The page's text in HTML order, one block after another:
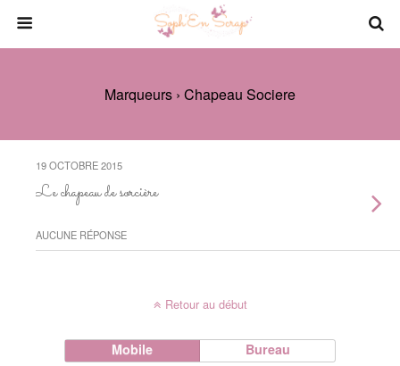
Marqueurs › Chapeau Sociere
19 OCTOBRE 2015
Le chapeau de sorcière
AUCUNE RÉPONSE
Retour au début
Mobile Bureau